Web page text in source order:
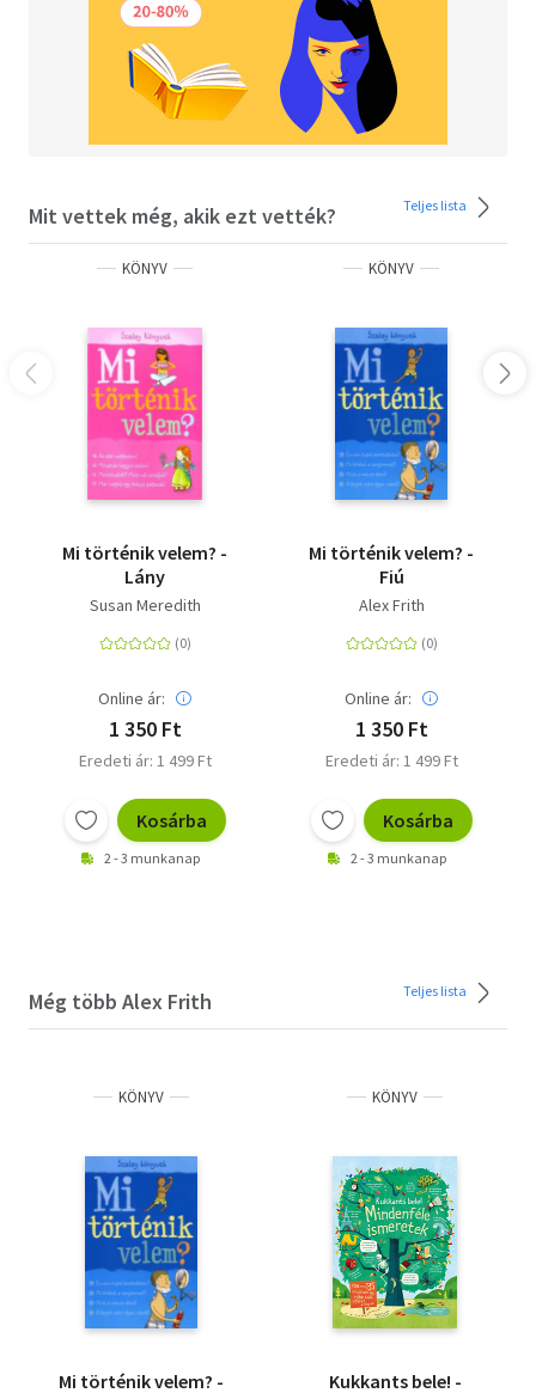
Mit vettek még, akik ezt vették? Teljes lista
KÖNYV
Mi történik velem? -
Lány
Susan Meredith
Online ár:
1 350 Ft
Eredeti ár: 1 499 Ft
Kosárba
2 - 3 munkanap
KÖNYV
Mi történik velem? -
Fiú
Alex Frith
Online ár:
1 350 Ft
Eredeti ár: 1 499 Ft
Kosárba
2 - 3 munkanap
Még több Alex Frith Teljes lista
KÖNYV
Mi történik velem? -
KÖNYV
Kukkants bele! -